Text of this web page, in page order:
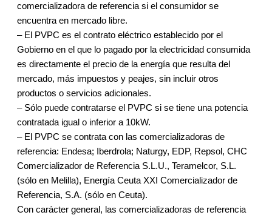
comercializadora de referencia si el consumidor se
encuentra en mercado libre.
– El PVPC es el contrato eléctrico establecido por el
Gobierno en el que lo pagado por la electricidad consumida
es directamente el precio de la energía que resulta del
mercado, más impuestos y peajes, sin incluir otros
productos o servicios adicionales.
– Sólo puede contratarse el PVPC si se tiene una potencia
contratada igual o inferior a 10kW.
– El PVPC se contrata con las comercializadoras de
referencia: Endesa; Iberdrola; Naturgy, EDP, Repsol, CHC
Comercializador de Referencia S.L.U., Teramelcor, S.L.
(sólo en Melilla), Energía Ceuta XXI Comercializador de
Referencia, S.A. (sólo en Ceuta).
Con carácter general, las comercializadoras de referencia